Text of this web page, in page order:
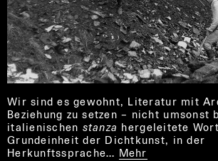
Wir sind es gewohnt, Literatur mit
Beziehung zu setzen – nicht umsonst
italienischen stanza hergeleitete
Grundeinheit der Dichtkunst, in der
Herkunftssprache… Mehr